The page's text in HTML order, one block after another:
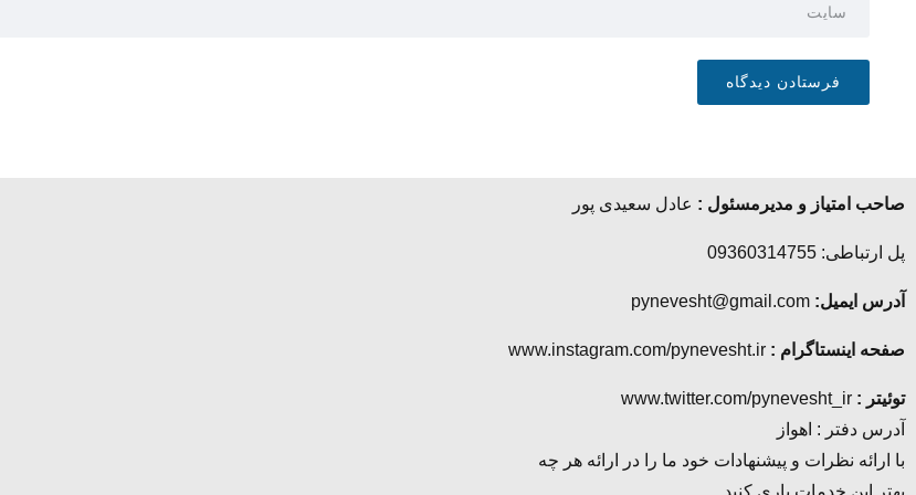
صاحب امتیاز و مدیرمسئول : عادل سعیدی پور
پل ارتباطی: 09360314755
آدرس ایمیل:
صفحه اینستاگرام :
توئیتر :
آدرس دفتر : اهواز
با ارائه نظرات و پیشنهادات خود ما را در ارائه هر چه
بهتر این خدمات یاری کنید.